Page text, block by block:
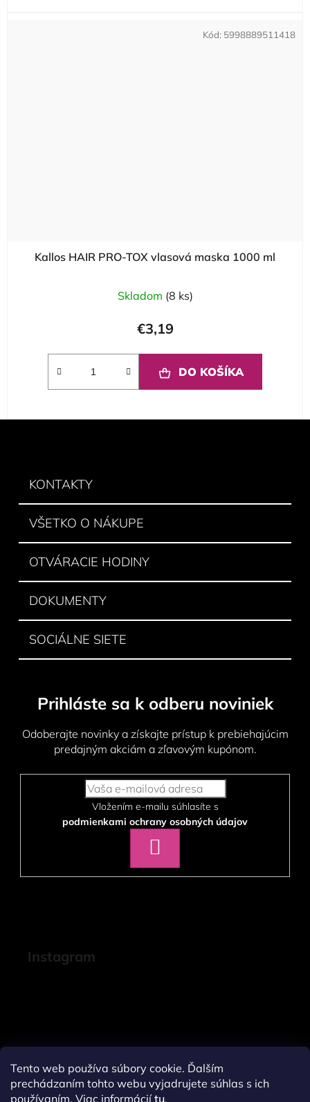
Tento web používa súbory cookie. Ďalším
prechádzaním tohto webu vyjadrujete súhlas s ich
používaním. Viac informáciítu.
Kallos HAIR PRO-TOX vlasová maska 1000 ml
Skladom (8 ks)
€3,19
DO KOŠÍKA
Kód: 5998889511418
KONTAKTY
VŠETKO O NÁKUPE
OTVÁRACIE HODINY
DOKUMENTY
SOCIÁLNE SIETE
Prihláste sa k odberu noviniek
Odoberajte novinky a získajte prístup k prebiehajúcim
predajným akciám a zľavovým kupónom.
podmienkami ochrany osobných údajov
SA
Instagram